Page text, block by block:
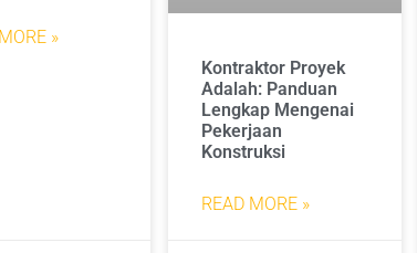
»
Kontraktor Proyek
Adalah: Panduan
Lengkap Mengenai
Pekerjaan
Konstruksi
READ MORE »